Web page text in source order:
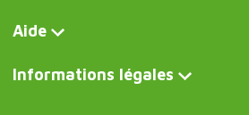
Aide
Informations légales